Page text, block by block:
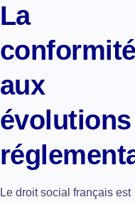
La
conformité
aux
évolutions
Le droit social français est